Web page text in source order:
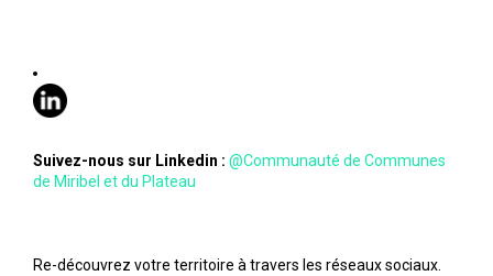
Suivez-nous sur Linkedin : @Communauté de Communes
de Miribel et du Plateau
Re-découvrez votre territoire à travers les réseaux sociaux.